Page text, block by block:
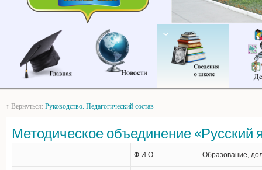
Главная Новости
↑ Вернуться: Руководство. Педагогический состав
Методическое объединение «Русский
Ф.И.О. Образование,